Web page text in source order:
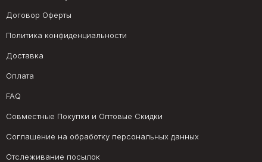
Договор Оферты
Политика конфиденциальности
Доставка
Оплата
FAQ
Совместные Покупки и Оптовые Скидки
Соглашение на обработку персональных данных
Отслеживание посылок